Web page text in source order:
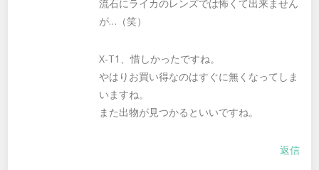
流石にライカのレンズでは怖くて出来ません
が…（笑）
X-T1、惜しかったですね。
やはりお買い得なのはすぐに無くなってしま
いますね。
また出物が見つかるといいですね。
返信